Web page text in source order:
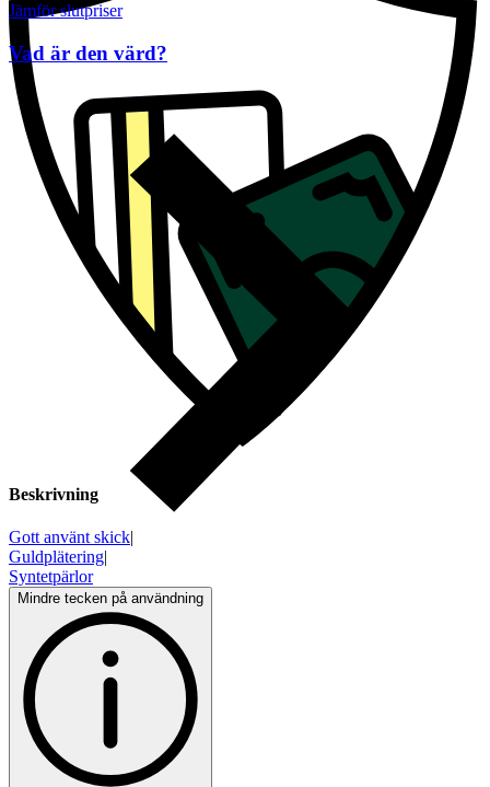
Beskrivning
Gott använt skick|
Guldplätering|
Syntetpärlor
Mindre tecken på användning
Jämför slutpriser
Vad är den värd?